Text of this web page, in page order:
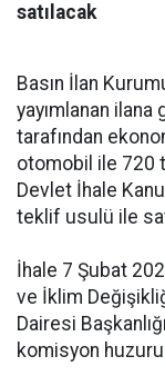
satılacak
Basın İlan
yayımlanan ilana
tarafından
otomobil ile 720
Devlet İhale
teklif usulü ile
İhale 7 Şubat
ve İklim
Dairesi
komisyon